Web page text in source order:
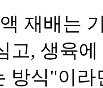
재배는
고, 생육
방식"이